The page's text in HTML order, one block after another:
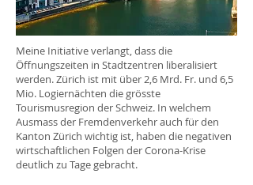
Meine Initiative verlangt, dass die
Öffnungszeiten in Stadtzentren liberalisiert
werden. Zürich ist mit über 2,6 Mrd. Fr. und 6,5
Mio. Logiernächten die grösste
Tourismusregion der Schweiz. In welchem
Ausmass der Fremdenverkehr auch für den
Kanton Zürich wichtig ist, haben die negativen
wirtschaftlichen Folgen der Corona-Krise
deutlich zu Tage gebracht.